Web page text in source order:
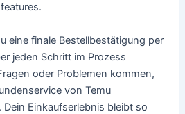
eine finale Bestellbestätigung per
jeden Schritt im Prozess
oder Problemen kommen,
von Temu
Einkaufserlebnis bleibt so